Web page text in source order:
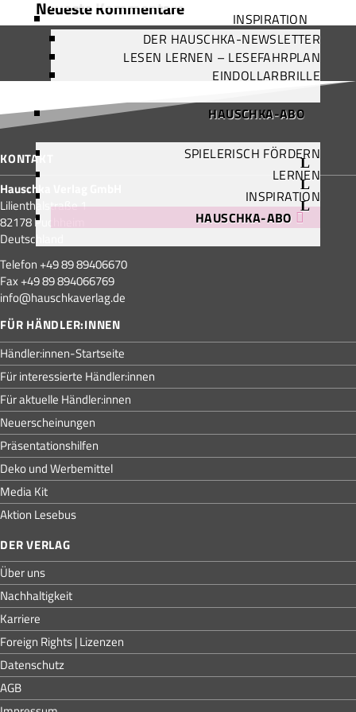
INSPIRATION
DER HAUSCHKA-NEWSLETTER
LESEN LERNEN – LESEFAHRPLAN
EINDOLLARBRILLE
HAUSCHKA-ABO
SPIELERISCH FÖRDERN
LERNEN
INSPIRATION
HAUSCHKA-ABO
Neueste Kommentare
KONTAKT
Hauschka Verlag GmbH
Lilienthalstraße 1
82178 Puchheim
Deutschland
Telefon +49 89 89406670
Fax +49 89 894066769
info@hauschkaverlag.de
FÜR HÄNDLER:INNEN
Händler:innen-Startseite
Für interessierte Händler:innen
Für aktuelle Händler:innen
Neuerscheinungen
Präsentationshilfen
Deko und Werbemittel
Media Kit
Aktion Lesebus
DER VERLAG
Über uns
Nachhaltigkeit
Karriere
Foreign Rights | Lizenzen
Datenschutz
AGB